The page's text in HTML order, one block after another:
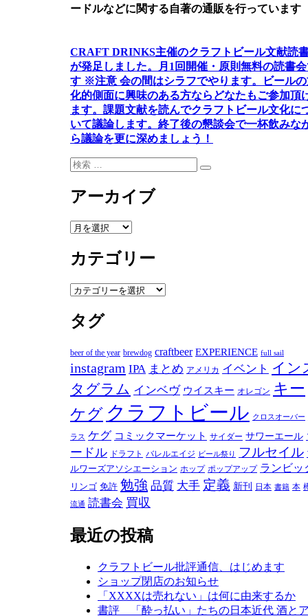
ードルなどに関する自著の通販を行っています
CRAFT DRINKS主催のクラフトビール文献読
が発足しました。
月1回開催・原則無料の読書
す ※注意 会の間はシラフでやります。
ビール
化的側面に興味のある方ならどなたもご参加頂
ます。 課題文献を読んでクラフトビール文化に
いて議論します。 終了後の懇談会で一杯飲みな
ら議論を更に深めましょう！
検
検
アーカイブ
ア
カ
イ
ブ
カテゴリー
カ
ゴ
リ
ー
タグ
beer of the year brewdog craftbeer EXPERIENCE full sail
instagram IPA まとめ アメリカ イベント イン
タグラム インベヴ ウイスキー オレゴン キー
ケグ クラフトビール クロスオーバー
ラス ケグ コミックマーケット サイダー サワーエール
ードル ドラフト バレルエイジ ビール祭り フルセイル
ルワーズアソシエーション ホップ ポップアップ ランビッ
リンゴ 免許 勉強 品質 大手 定義 新刊 日本 書籍 本
流通 読書会 買収
最近の投稿
クラフトビール批評通信、はじめます
ショップ閉店のお知らせ
「XXXXは売れない」は何に由来するか
書評 「酔っ払い」たちの日本近代 酒と